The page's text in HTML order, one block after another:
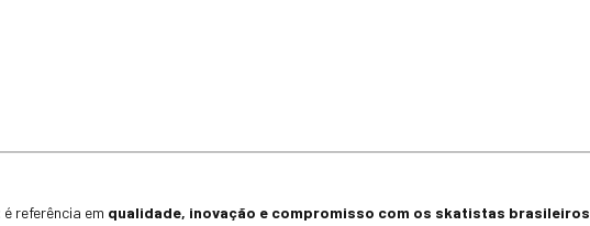
é referência em qualidade, inovação e compromisso com os skatistas brasileiros